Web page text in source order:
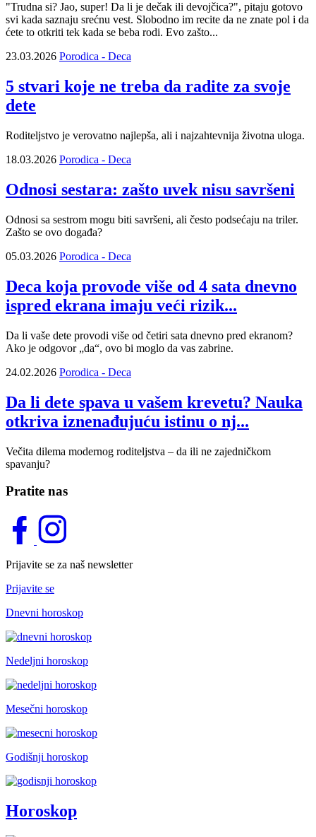
"Trudna si? Jao, super! Da li je dečak ili devojčica?", pitaju gotovo
svi kada saznaju srećnu vest. Slobodno im recite da ne znate pol i da
ćete to otkriti tek kada se beba rodi. Evo zašto...
23.03.2026 Porodica - Deca
5 stvari koje ne treba da radite za svoje
dete
Roditeljstvo je verovatno najlepša, ali i najzahtevnija životna uloga.
18.03.2026 Porodica - Deca
Odnosi sestara: zašto uvek nisu savršeni
Odnosi sa sestrom mogu biti savršeni, ali često podsećaju na triler.
Zašto se ovo događa?
05.03.2026 Porodica - Deca
Deca koja provode više od 4 sata dnevno
ispred ekrana imaju veći rizik...
Da li vaše dete provodi više od četiri sata dnevno pred ekranom?
Ako je odgovor „da“, ovo bi moglo da vas zabrine.
24.02.2026 Porodica - Deca
Da li dete spava u vašem krevetu? Nauka
otkriva iznenađujuću istinu o nj...
Večita dilema modernog roditeljstva – da ili ne zajedničkom
spavanju?
Pratite nas
Prijavite se za naš newsletter
Prijavite se
Dnevni horoskop
Nedeljni horoskop
Mesečni horoskop
Godišnji horoskop
Horoskop